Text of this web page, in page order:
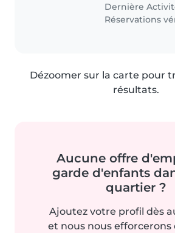
Dernière
Réservations
Dézoomer sur la carte pour
résultats.
Aucune offre
garde d'enfants
quartier ?
Ajoutez votre profil dès
et nous nous